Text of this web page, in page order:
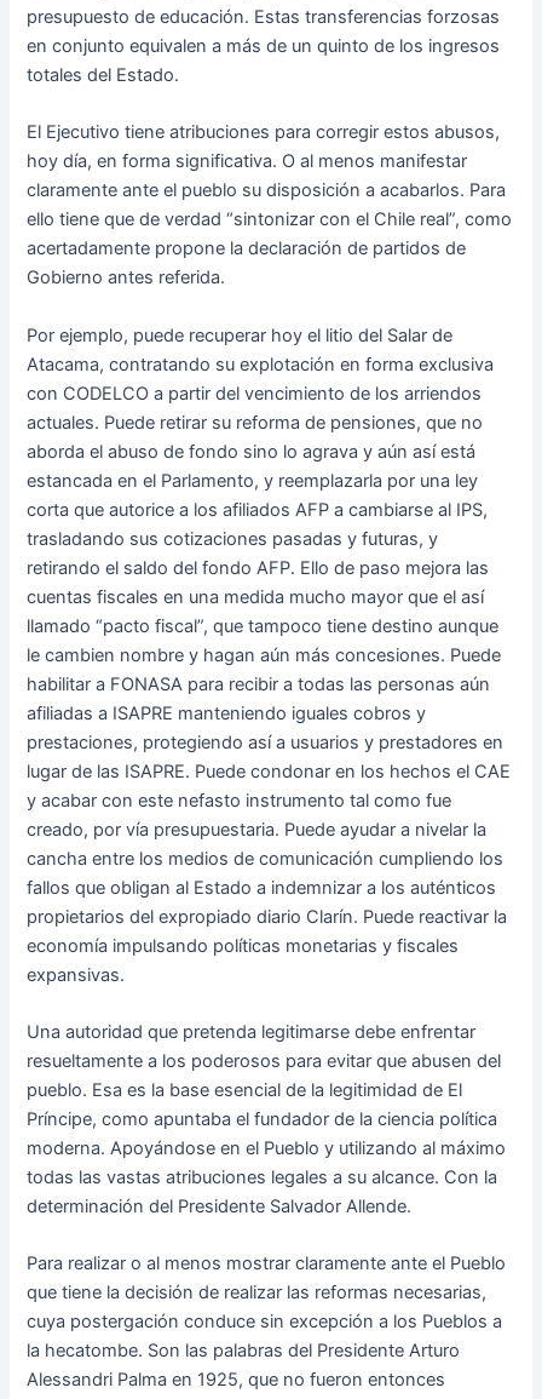
presupuesto de educación. Estas transferencias forzosas
en conjunto equivalen a más de un quinto de los ingresos
totales del Estado.
El Ejecutivo tiene atribuciones para corregir estos abusos,
hoy día, en forma significativa. O al menos manifestar
claramente ante el pueblo su disposición a acabarlos. Para
ello tiene que de verdad “sintonizar con el Chile real”, como
acertadamente propone la declaración de partidos de
Gobierno antes referida.
Por ejemplo, puede recuperar hoy el litio del Salar de
Atacama, contratando su explotación en forma exclusiva
con CODELCO a partir del vencimiento de los arriendos
actuales. Puede retirar su reforma de pensiones, que no
aborda el abuso de fondo sino lo agrava y aún así está
estancada en el Parlamento, y reemplazarla por una ley
corta que autorice a los afiliados AFP a cambiarse al IPS,
trasladando sus cotizaciones pasadas y futuras, y
retirando el saldo del fondo AFP. Ello de paso mejora las
cuentas fiscales en una medida mucho mayor que el así
llamado “pacto fiscal”, que tampoco tiene destino aunque
le cambien nombre y hagan aún más concesiones. Puede
habilitar a FONASA para recibir a todas las personas aún
afiliadas a ISAPRE manteniendo iguales cobros y
prestaciones, protegiendo así a usuarios y prestadores en
lugar de las ISAPRE. Puede condonar en los hechos el CAE
y acabar con este nefasto instrumento tal como fue
creado, por vía presupuestaria. Puede ayudar a nivelar la
cancha entre los medios de comunicación cumpliendo los
fallos que obligan al Estado a indemnizar a los auténticos
propietarios del expropiado diario Clarín. Puede reactivar la
economía impulsando políticas monetarias y fiscales
expansivas.
Una autoridad que pretenda legitimarse debe enfrentar
resueltamente a los poderosos para evitar que abusen del
pueblo. Esa es la base esencial de la legitimidad de El
Príncipe, como apuntaba el fundador de la ciencia política
moderna. Apoyándose en el Pueblo y utilizando al máximo
todas las vastas atribuciones legales a su alcance. Con la
determinación del Presidente Salvador Allende.
Para realizar o al menos mostrar claramente ante el Pueblo
que tiene la decisión de realizar las reformas necesarias,
cuya postergación conduce sin excepción a los Pueblos a
la hecatombe. Son las palabras del Presidente Arturo
Alessandri Palma en 1925, que no fueron entonces